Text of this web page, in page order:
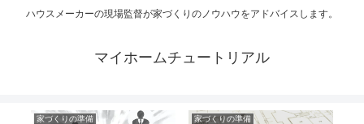
ハウスメーカーの現場監督が家づくりのノウハウをアドバイスします。
マイホームチュートリアル
家づくりの準備 家づくりの準備